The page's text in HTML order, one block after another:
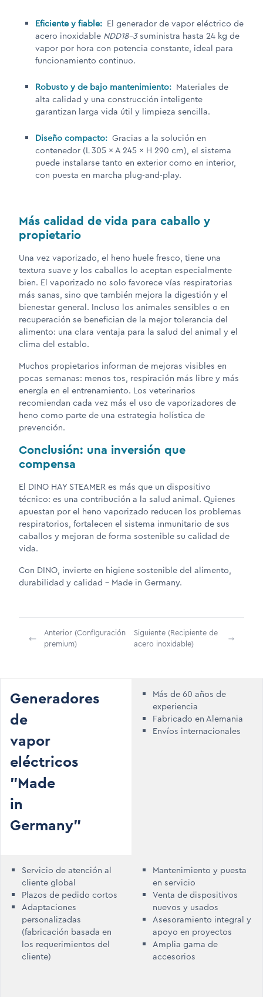
Eficiente y fiable: El generador de vapor eléctrico de
acero inoxidable NDD18-3suministra hasta 24 kg de
vapor por hora con potencia constante, ideal para
funcionamiento continuo.
Robusto y de bajo mantenimiento: Materiales de
alta calidad y una construcción inteligente
garantizan larga vida útil y limpieza sencilla.
Diseño compacto: Gracias a la solución en
contenedor (L 305 × A 245 × H 290 cm), el sistema
puede instalarse tanto en exterior como en interior,
con puesta en marcha plug-and-play.
Más calidad de vida para caballo y
propietario
Una vez vaporizado, el heno huele fresco, tiene una
textura suave y los caballos lo aceptan especialmente
bien. El vaporizado no solo favorece vías respiratorias
más sanas, sino que también mejora la digestión y el
bienestar general. Incluso los animales sensibles o en
recuperación se benefician de la mejor tolerancia del
alimento: una clara ventaja para la salud del animal y el
clima del establo.
Muchos propietarios informan de mejoras visibles en
pocas semanas: menos tos, respiración más libre y más
energía en el entrenamiento. Los veterinarios
recomiendan cada vez más el uso de vaporizadores de
heno como parte de una estrategia holística de
prevención.
Conclusión: una inversión que
compensa
El DINO HAY STEAMER es más que un dispositivo
técnico: es una contribución a la salud animal. Quienes
apuestan por el heno vaporizado reducen los problemas
respiratorios, fortalecen el sistema inmunitario de sus
caballos y mejoran de forma sostenible su calidad de
vida.
Con DINO, invierte en higiene sostenible del alimento,
durabilidad y calidad – Made in Germany.
Anterior (Configuración
premium)
Siguiente (Recipiente de
acero inoxidable)
Generadores
de
vapor
eléctricos
"Made
in
Germany"
Más de 60 años de
experiencia
Fabricado en Alemania
Envíos internacionales
Servicio de atención al
cliente global
Plazos de pedido cortos
Adaptaciones
personalizadas
(fabricación basada en
los requerimientos del
cliente)
Mantenimiento y puesta
en servicio
Venta de dispositivos
nuevos y usados
Asesoramiento integral y
apoyo en proyectos
Amplia gama de
accesorios